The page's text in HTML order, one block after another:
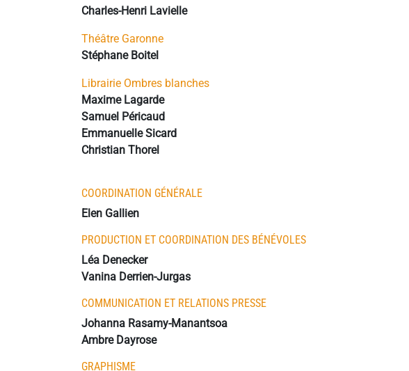
Charles-Henri Lavielle
Théâtre Garonne
Stéphane Boitel
Librairie Ombres blanches
Maxime Lagarde
Samuel Péricaud
Emmanuelle Sicard
Christian Thorel
COORDINATION GÉNÉRALE
Elen Gallien
PRODUCTION ET COORDINATION DES BÉNÉVOLES
Léa Denecker
Vanina Derrien-Jurgas
COMMUNICATION ET RELATIONS PRESSE
Johanna Rasamy-Manantsoa
Ambre Dayrose
GRAPHISME